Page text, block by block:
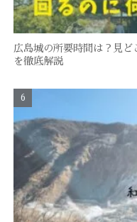
広島城の所要時間は？見
を徹底解説